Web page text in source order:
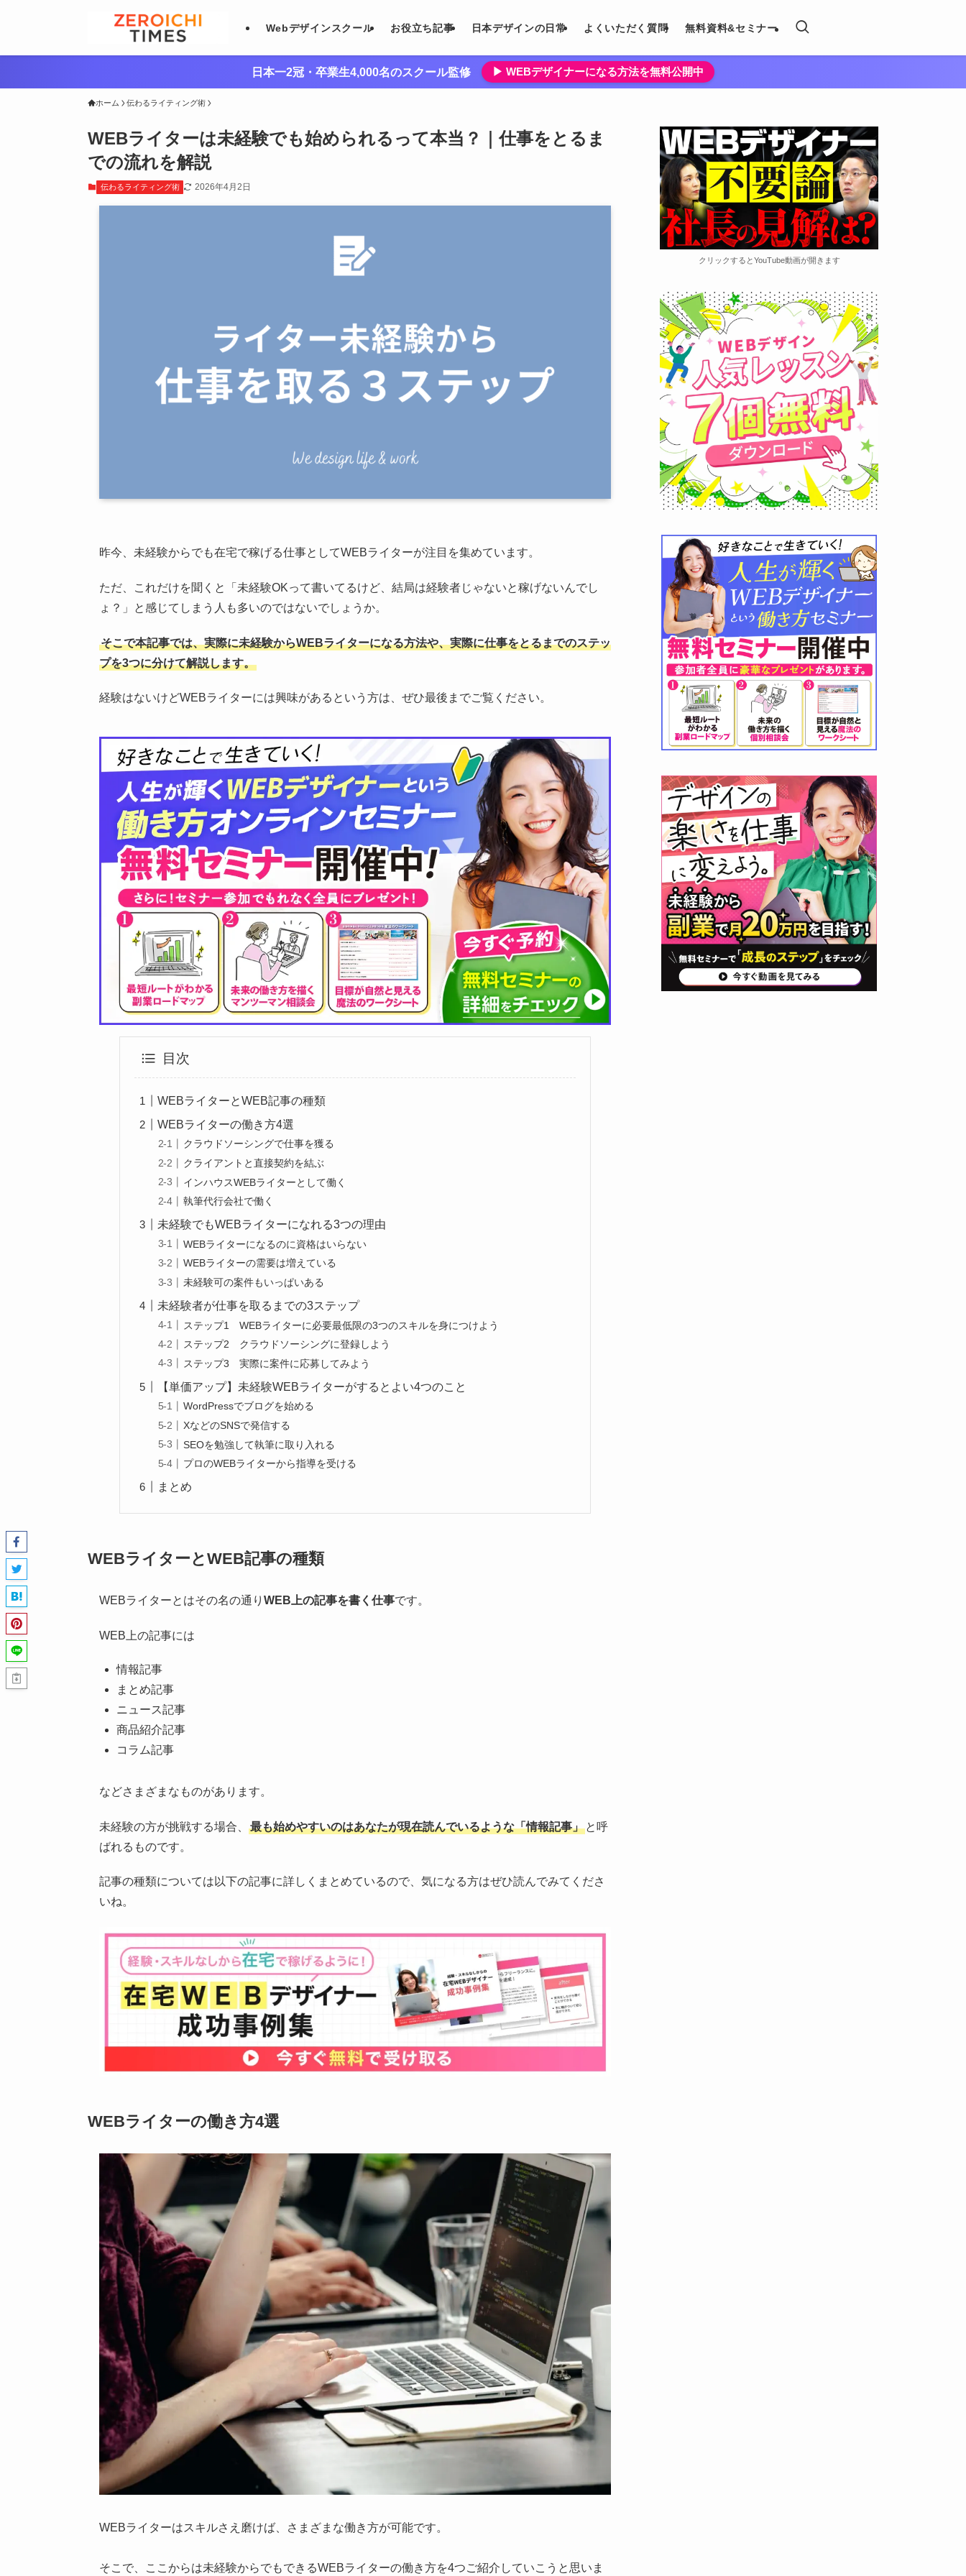
Webデザインスクール お役立ち記事 日本デザインの日常 よくいただく質問 無料資料&セミナー
日本一2冠・卒業生4,000名のスクール監修 ▶︎ WEBデザイナーになる方法を無料公開中
ホーム 伝わるライティング術
WEBライターは未経験でも始められるって本当？｜仕事をとるま
での流れを解説
伝わるライティング術 2026年4月2日
昨今、未経験からでも在宅で稼げる仕事としてWEBライターが注目を集めています。
ただ、これだけを聞くと「未経験OKって書いてるけど、結局は経験者じゃないと稼げないんでし
ょ？」と感じてしまう人も多いのではないでしょうか。
そこで本記事では、実際に未経験からWEBライターになる方法や、実際に仕事をとるまでのステッ
プを3つに分けて解説します。
経験はないけどWEBライターには興味があるという方は、ぜひ最後までご覧ください。
目次
WEBライターとWEB記事の種類
WEBライターの働き方4選
クラウドソーシングで仕事を獲る
クライアントと直接契約を結ぶ
インハウスWEBライターとして働く
執筆代行会社で働く
未経験でもWEBライターになれる3つの理由
WEBライターになるのに資格はいらない
WEBライターの需要は増えている
未経験可の案件もいっぱいある
未経験者が仕事を取るまでの3ステップ
ステップ1 WEBライターに必要最低限の3つのスキルを身につけよう
ステップ2 クラウドソーシングに登録しよう
ステップ3 実際に案件に応募してみよう
【単価アップ】未経験WEBライターがするとよい4つのこと
WordPressでブログを始める
XなどのSNSで発信する
SEOを勉強して執筆に取り入れる
プロのWEBライターから指導を受ける
まとめ
WEBライターとWEB記事の種類
WEBライターとはその名の通り WEB上の記事を書く仕事です。
WEB上の記事には
情報記事
まとめ記事
ニュース記事
商品紹介記事
コラム記事
などさまざまなものがあります。
未経験の方が挑戦する場合、 最も始めやすいのはあなたが現在読んでいるような「情報記事」 と呼
ばれるものです。
記事の種類については以下の記事に詳しくまとめているので、気になる方はぜひ読んでみてくださ
いね。
WEBライターの働き方4選
WEBライターはスキルさえ磨けば、さまざまな働き方が可能です。
そこで、ここからは未経験からでもできるWEBライターの働き方を4つご紹介していこうと思いま
クリックするとYouTube動画が開きます